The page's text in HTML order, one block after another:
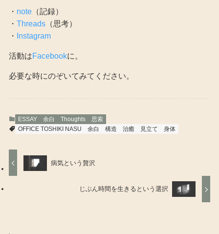
・ note（記録）
・ Threads（思考）
・ Instagram
活動はFacebookに。
必要な時にのぞいてみてください。
ESSAY 余白
Thoughts 思索
OFFICE TOSHIKI NASU
余白 構造 治癒 見立て 身体
病気という贅沢
じぶん時間を生きるという選択